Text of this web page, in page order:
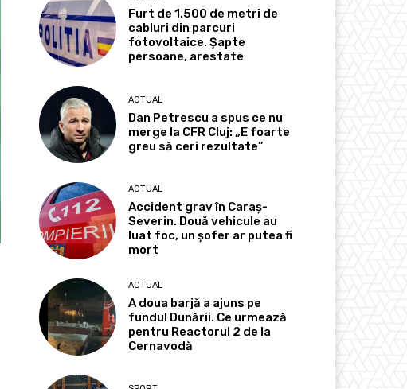
Furt de 1.500 de metri de
cabluri din parcuri
fotovoltaice. Șapte
persoane, arestate
ACTUAL
Dan Petrescu a spus ce nu
merge la CFR Cluj: „E foarte
greu să ceri rezultate”
ACTUAL
Accident grav în Caraș-
Severin. Două vehicule au
luat foc, un șofer ar putea fi
mort
ACTUAL
A doua barjă a ajuns pe
fundul Dunării. Ce urmează
pentru Reactorul 2 de la
Cernavodă